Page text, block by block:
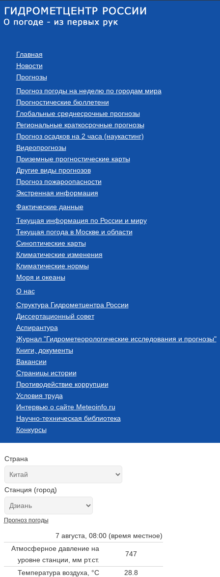
Главная
Новости
Прогнозы
Прогноз погоды на неделю по городам мира
Прогностические бюллетени
Глобальные среднесрочные прогнозы
Региональные краткосрочные прогнозы
Прогноз осадков на 2 часа (наукастинг)
Видеопрогнозы
Приземные прогностические карты
Другие виды прогнозов
Прогноз пожароопасности
Экстренная информация
Фактические данные
Текущая информация по России и миру
Текущая погода в Москве и области
Синоптические карты
Климатические изменения
Климатические нормы
Моря и океаны
О нас
Структура Гидрометцентра России
Диссертационный совет
Аспирантура
Журнал "Гидрометеорологические исследования и прогнозы"
Книги, документы
Вакансии
Страницы истории
Противодействие коррупции
Условия труда
Интервью о сайте Meteoinfo.ru
Научно-техническая библиотека
Конкурсы
Страна
Станция (город)
Прогноз погоды
7 августа, 08:00 (время местное)
Атмосферное давление на
уровне станции, мм рт.ст.
747
Температура воздуха, °C
28.8